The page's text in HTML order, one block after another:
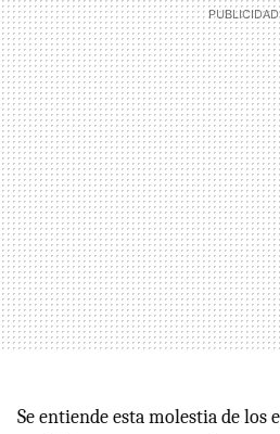
Se entiende esta molestia de los